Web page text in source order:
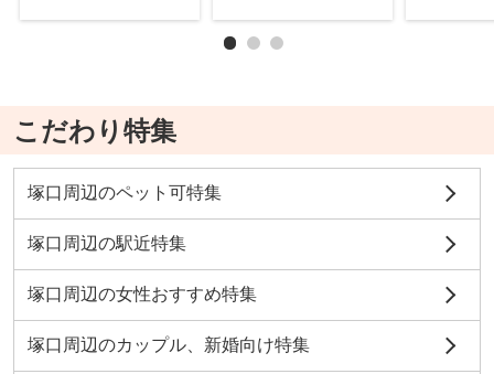
こだわり特集
塚口周辺のペット可特集
塚口周辺の駅近特集
塚口周辺の女性おすすめ特集
塚口周辺のカップル、新婚向け特集